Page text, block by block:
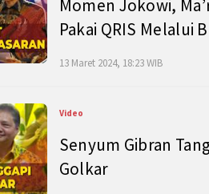
Momen Jokowi,
Pakai QRIS Melalui
13 Maret 2024, 18:23 WIB
Video
Senyum Gibran
Golkar